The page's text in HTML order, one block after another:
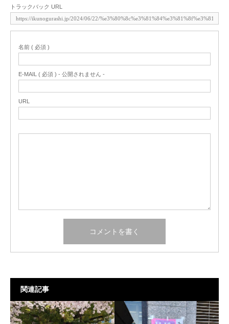
トラックバック URL
名前 ( 必須 )
E-MAIL ( 必須 ) - 公開されません -
URL
関連記事